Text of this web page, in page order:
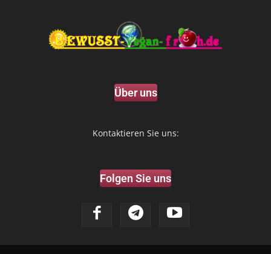
Über uns
Kontaktieren Sie uns:
Folgen Sie uns